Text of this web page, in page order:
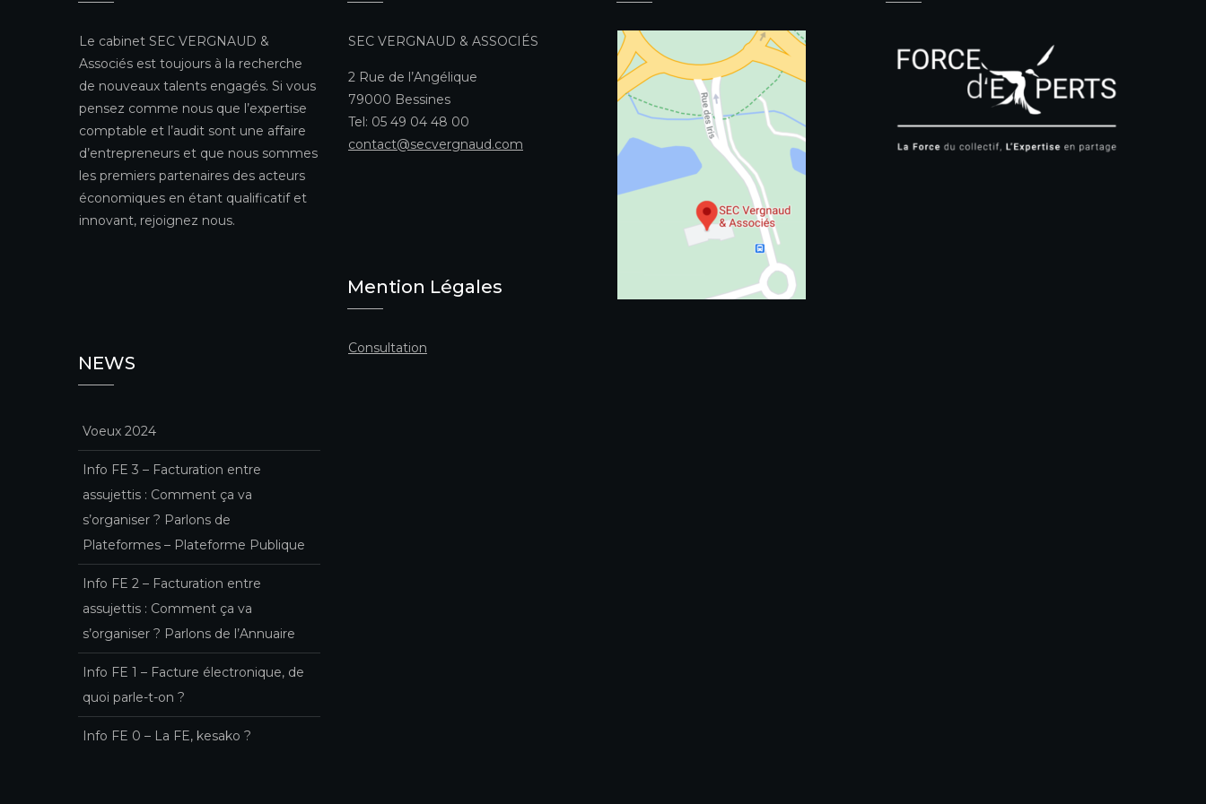
Le cabinet SEC VERGNAUD &
Associés est toujours à la recherche
de nouveaux talents engagés. Si vous
pensez comme nous que l’expertise
comptable et l’audit sont une affaire
d’entrepreneurs et que nous sommes
les premiers partenaires des acteurs
économiques en étant qualificatif et
innovant, rejoignez nous.
NEWS
Voeux 2024
Info FE 3 – Facturation entre
assujettis : Comment ça va
s’organiser ? Parlons de
Plateformes – Plateforme Publique
Info FE 2 – Facturation entre
assujettis : Comment ça va
s’organiser ? Parlons de l’Annuaire
Info FE 1 – Facture électronique, de
quoi parle-t-on ?
Info FE 0 – La FE, kesako ?
SEC VERGNAUD & ASSOCIÉS
2 Rue de l’Angélique
79000 Bessines
Tel: 05 49 04 48 00
contact@secvergnaud.com
Mention Légales
Consultation